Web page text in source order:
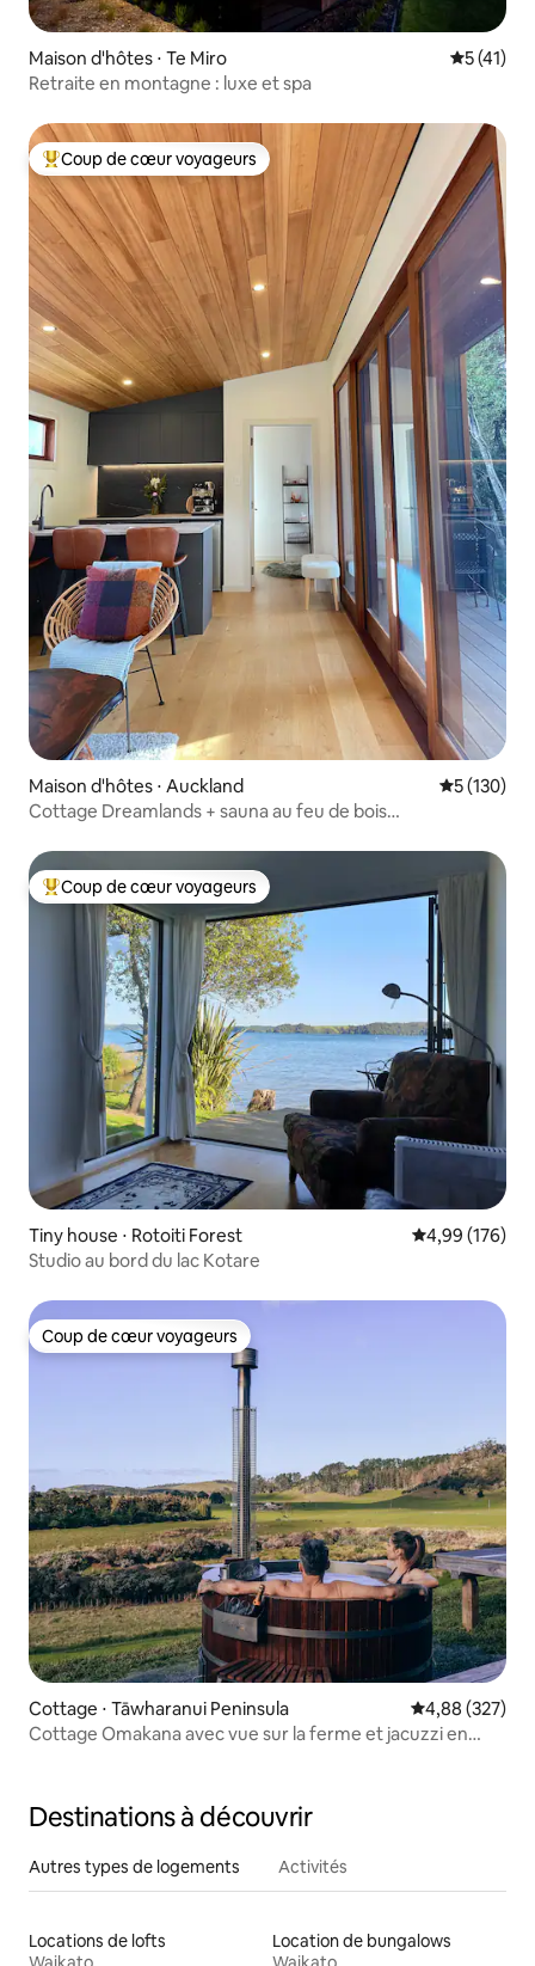
Maison d'hôtes ⋅ Te Miro
5 (41)
Retraite en montagne : luxe et spa
Coups de cœur voyageurs les plus appréciés
Coup de cœur voyageurs
Maison d'hôtes ⋅ Auckland Évaluation
5 (130)
Cottage Dreamlands + sauna au feu de bois…
Coups de cœur voyageurs les plus appréciés
Coup de cœur voyageurs
Tiny house ⋅ Rotoiti Forest Évaluation
4,99 (176)
Studio au bord du lac Kotare
Coup de cœur voyageurs
Coup de cœur voyageurs
Cottage ⋅ Tāwharanui Peninsula Évaluation
4,88 (327)
Cottage Omakana avec vue sur la ferme et jacuzzi en
Destinations à découvrir
Autres types de logements Activités
Locations de lofts
Location de bungalows